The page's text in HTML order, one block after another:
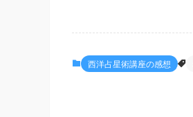
西洋占星術講座の感想